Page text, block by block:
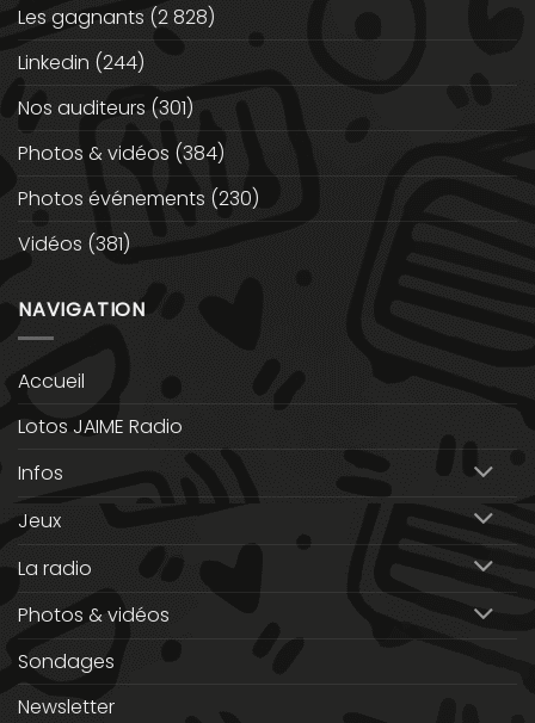
Les gagnants (2 828)
Linkedin (244)
Nos auditeurs (301)
Photos & vidéos (384)
Photos événements (230)
Vidéos (381)
NAVIGATION
Accueil
Lotos JAIME Radio
Infos
Jeux
La radio
Photos & vidéos
Sondages
Newsletter